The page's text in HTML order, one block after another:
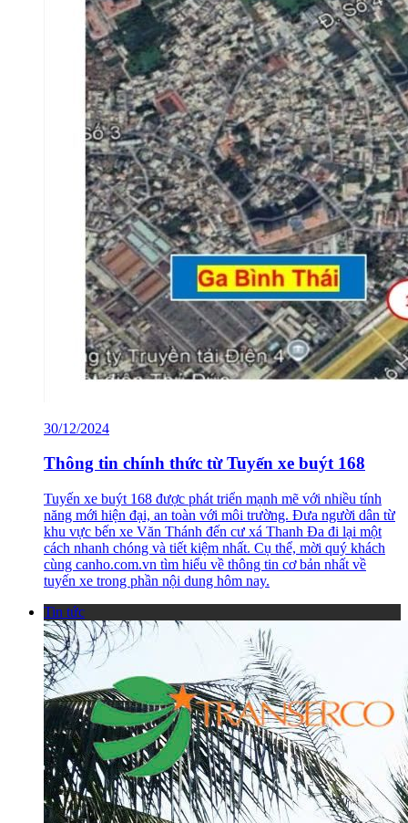
30/12/2024
Thông tin chính thức từ Tuyến xe buýt 168
Tuyến xe buýt 168 được phát triển mạnh mẽ với nhiều tính
năng mới hiện đại, an toàn với môi trường. Đưa người dân từ
khu vực bến xe Văn Thánh đến cư xá Thanh Đa đi lại một
cách nhanh chóng và tiết kiệm nhất. Cụ thể, mời quý khách
cùng canho.com.vn tìm hiểu về thông tin cơ bản nhất về
tuyến xe trong phần nội dung hôm nay.
Tin tức